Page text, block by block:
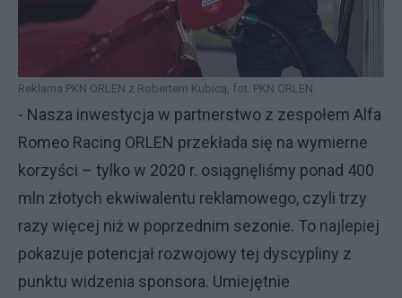
Reklama PKN ORLEN z Robertem Kubicą, fot. PKN ORLEN.
- Nasza inwestycja w partnerstwo z zespołem Alfa
Romeo Racing ORLEN przekłada się na wymierne
korzyści – tylko w 2020 r. osiągnęliśmy ponad 400
mln złotych ekwiwalentu reklamowego, czyli trzy
razy więcej niż w poprzednim sezonie. To najlepiej
pokazuje potencjał rozwojowy tej dyscypliny z
punktu widzenia sponsora. Umiejętnie